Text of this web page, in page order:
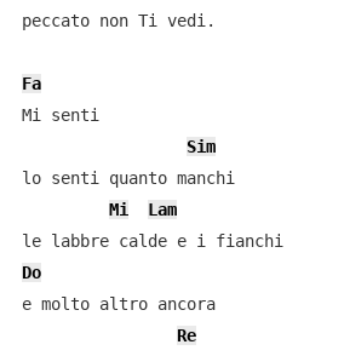
peccato non Ti vedi.
Fa
Mi senti
Sim
lo senti quanto manchi
Mi
Lam
Do
e molto altro ancora
Re